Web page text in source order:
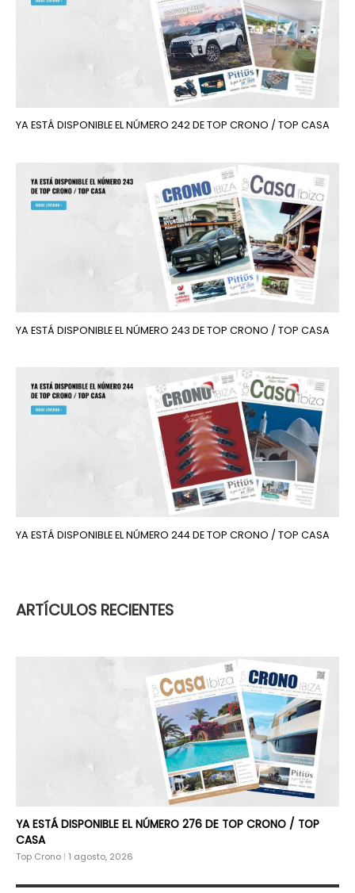
YA ESTÁ DISPONIBLE EL NÚMERO 242 DE TOP CRONO / TOP CASA
YA ESTÁ DISPONIBLE EL NÚMERO 243 DE TOP CRONO / TOP CASA
YA ESTÁ DISPONIBLE EL NÚMERO 244 DE TOP CRONO / TOP CASA
ARTÍCULOS RECIENTES
YA ESTÁ DISPONIBLE EL NÚMERO 276 DE TOP CRONO / TOP
CASA
Top Crono | 1 agosto, 2026